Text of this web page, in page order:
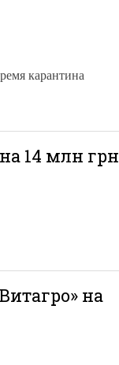
карантина
14 млн грн
на